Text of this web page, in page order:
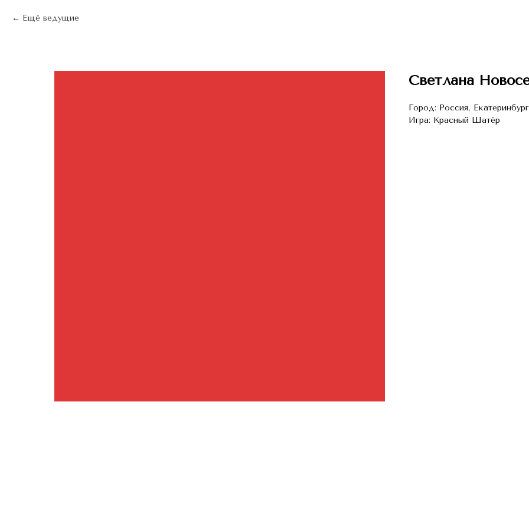
Ещё ведущие
Светлана
Город: Россия, Екатеринбург
Игра: Красный Шатёр